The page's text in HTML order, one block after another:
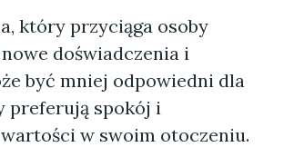
który przyciąga osoby
doświadczenia i
być mniej odpowiedni dla
preferują spokój i
w swoim otoczeniu.